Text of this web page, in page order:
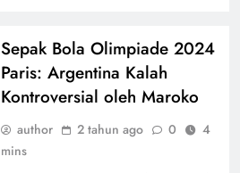
Sepak Bola Olimpiade 2024
Paris: Argentina Kalah
Kontroversial oleh Maroko
author 2 tahun ago 0
4
mins